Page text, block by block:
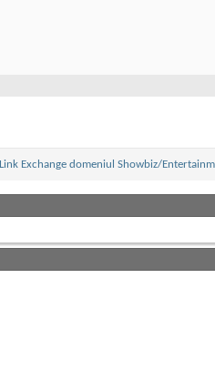
Link Exchange domeniul Showbiz/